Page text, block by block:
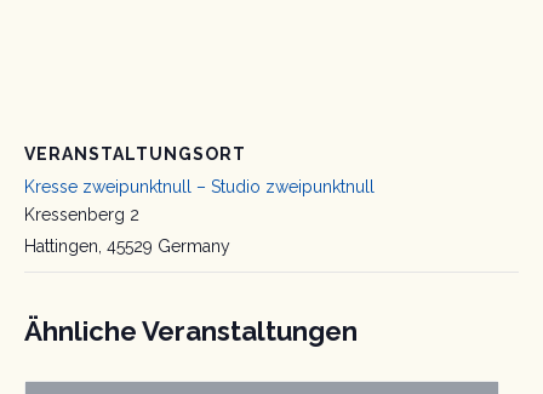
VERANSTALTUNGSORT
Kresse zweipunktnull – Studio zweipunktnull
Kressenberg 2
Hattingen, 45529 Germany
Ähnliche Veranstaltungen